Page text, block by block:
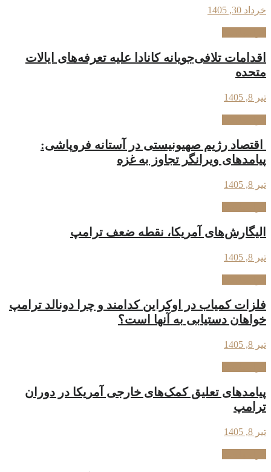
خرداد 30, 1405
اقدامات تلافی‌جویانه کانادا علیه تعرفه‌های ایالات
متحده
تیر 8, 1405
اقتصاد رژیم صهیونیستی در آستانه فروپاشی:
پیامدهای ویرانگر تجاوز به غزه
تیر 8, 1405
الیگارش‌های آمریکا، نقطه ضعف ترامپ
تیر 8, 1405
فلزات کمیاب در اوکراین کدامند و چرا دونالد ترامپ
خواهان دستیابی به آنها است؟
تیر 8, 1405
پیامدهای تعلیق کمک‌های خارجی آمریکا در دوران
ترامپ
تیر 8, 1405